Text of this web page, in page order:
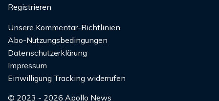
Registrieren
Unsere Kommentar-Richtlinien
Abo-Nutzungsbedingungen
Datenschutzerklärung
Impressum
Einwilligung Tracking widerrufen
© 2023 - 2026 Apollo News